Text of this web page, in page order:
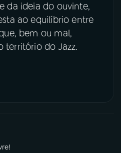
da ideia do ouvinte,
ao equilíbrio entre
bem ou mal,
território do Jazz.